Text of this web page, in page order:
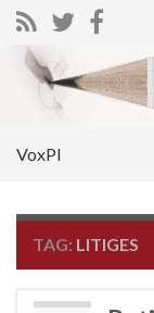
VoxPI
TAG: LITIGES